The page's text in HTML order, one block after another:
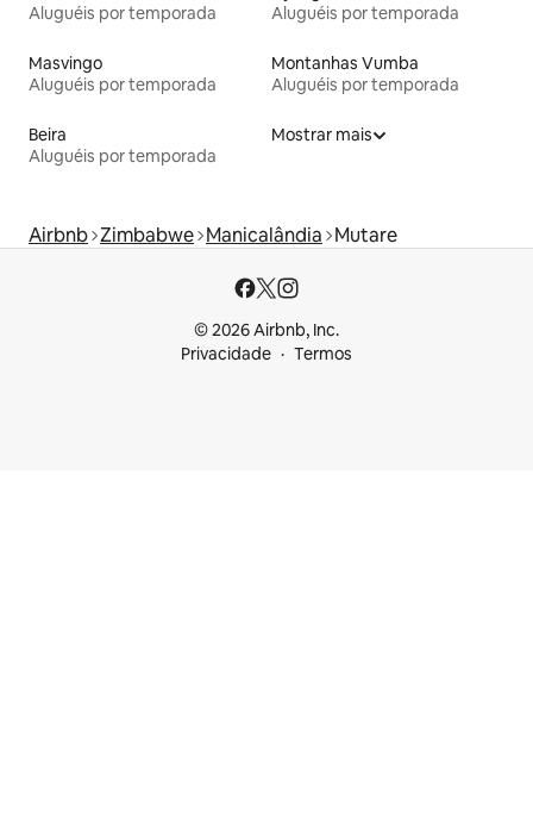
Aluguéis por temporada
Aluguéis por temporada
Masvingo
Aluguéis por temporada
Montanhas Vumba
Aluguéis por temporada
Beira
Aluguéis por temporada
Mostrar mais
Airbnb Zimbabwe Manicalândia Mutare
© 2026 Airbnb, Inc.
Privacidade
Termos